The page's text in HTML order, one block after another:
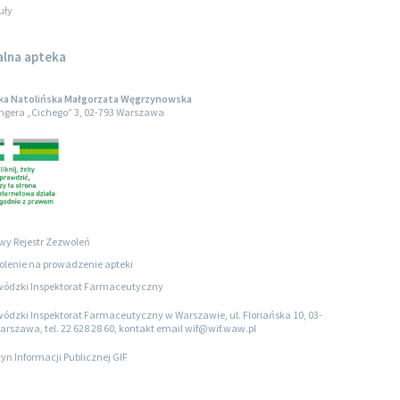
apteka
Natolińska Małgorzata Węgrzynowska
„Cichego” 3, 02-793 Warszawa
Rejestr Zezwoleń
na prowadzenie apteki
Inspektorat Farmaceutyczny
Inspektorat Farmaceutyczny w Warszawie, ul. Floriańska 10, 03-
tel. 22 628 28 60, kontakt email wif@wif.waw.pl
Informacji Publicznej GIF